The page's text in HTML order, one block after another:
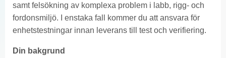
samt felsökning av komplexa problem i labb, rigg- och
fordonsmiljö. I enstaka fall kommer du att ansvara för
enhetstestningar innan leverans till test och verifiering.
Din bakgrund